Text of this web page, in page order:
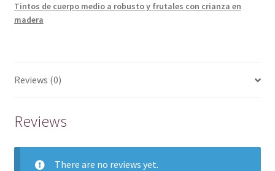
Tintos de cuerpo medio a robusto y frutales con crianza en
madera
Reviews (0)
Reviews
There are no reviews yet.